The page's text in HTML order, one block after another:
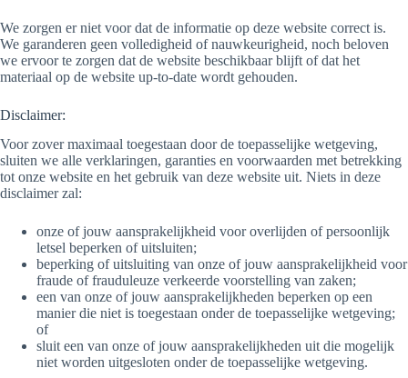
We zorgen er niet voor dat de informatie op deze website correct is.
We garanderen geen volledigheid of nauwkeurigheid, noch beloven
we ervoor te zorgen dat de website beschikbaar blijft of dat het
materiaal op de website up-to-date wordt gehouden.
Disclaimer:
Voor zover maximaal toegestaan ​​door de toepasselijke wetgeving,
sluiten we alle verklaringen, garanties en voorwaarden met betrekking
tot onze website en het gebruik van deze website uit. Niets in deze
disclaimer zal:
onze of jouw aansprakelijkheid voor overlijden of persoonlijk
letsel beperken of uitsluiten;
beperking of uitsluiting van onze of jouw aansprakelijkheid voor
fraude of frauduleuze verkeerde voorstelling van zaken;
een van onze of jouw aansprakelijkheden beperken op een
manier die niet is toegestaan ​​onder de toepasselijke wetgeving;
of
sluit een van onze of jouw aansprakelijkheden uit die mogelijk
niet worden uitgesloten onder de toepasselijke wetgeving.